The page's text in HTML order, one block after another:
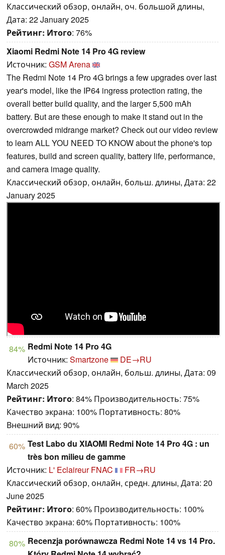
Классический обзор, онлайн, оч. большой длины,
Дата: 22 January 2025
Рейтинг: Итого: 76%
Xiaomi Redmi Note 14 Pro 4G review
Источник: GSM Arena
The Redmi Note 14 Pro 4G brings a few upgrades over last
year's model, like the IP64 ingress protection rating, the
overall better build quality, and the larger 5,500 mAh
battery. But are these enough to make it stand out in the
overcrowded midrange market? Check out our video review
to learn ALL YOU NEED TO KNOW about the phone's top
features, build and screen quality, battery life, performance,
and camera image quality.
Классический обзор, онлайн, больш. длины, Дата: 22
January 2025
84% Redmi Note 14 Pro 4G
Источник: Smartzone
DE→RU
Классический обзор, онлайн, больш. длины, Дата: 09
March 2025
Рейтинг: Итого: 84% Производительность: 75%
Качество экрана: 100% Портативность: 80%
Внешний вид: 90%
60% Test Labo du XIAOMI Redmi Note 14 Pro 4G : un
très bon milieu de gamme
Источник: L' Eclaireur FNAC
FR→RU
Классический обзор, онлайн, средн. длины, Дата: 20
June 2025
Рейтинг: Итого: 60% Производительность: 100%
Качество экрана: 60% Портативность: 100%
80% Recenzja porównawcza Redmi Note 14 vs 14 Pro.